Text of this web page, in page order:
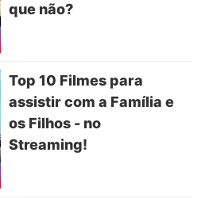
que não?
Top 10 Filmes para
assistir com a Família e
os Filhos - no
Streaming!